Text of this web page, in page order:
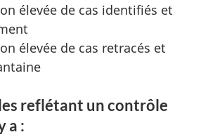
élevée de cas identifiés et
élevée de cas retracés et
reflétant un contrôle
a :